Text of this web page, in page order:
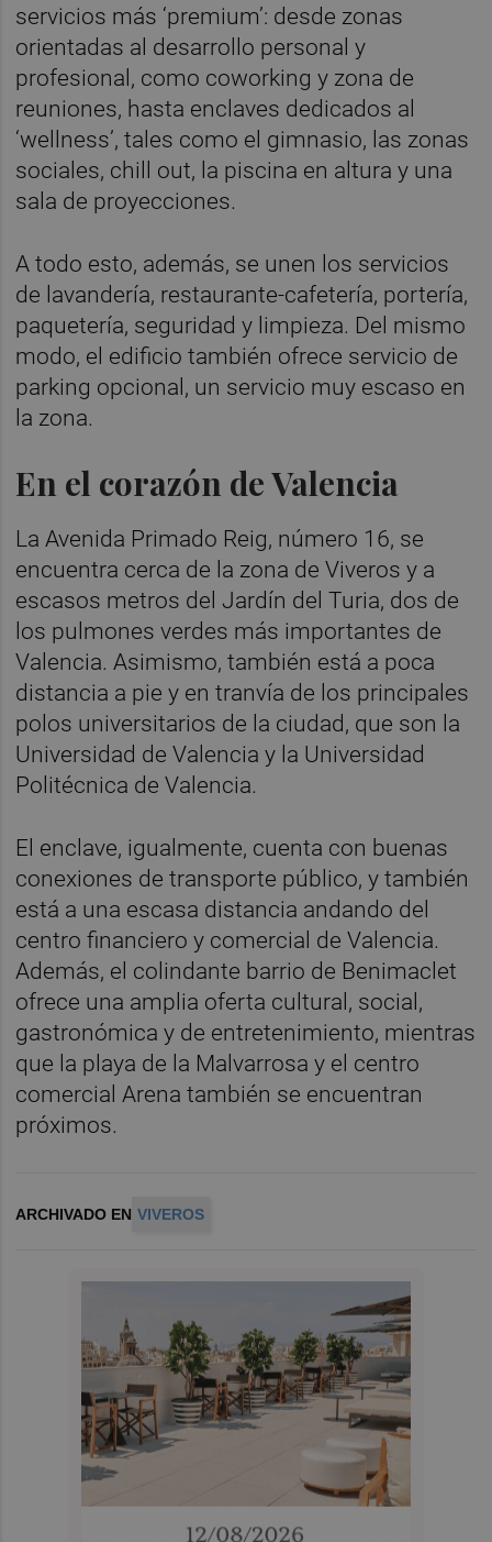
servicios más ‘premium’: desde zonas
orientadas al desarrollo personal y
profesional, como coworking y zona de
reuniones, hasta enclaves dedicados al
‘wellness’, tales como el gimnasio, las zonas
sociales, chill out, la piscina en altura y una
sala de proyecciones.
A todo esto, además, se unen los servicios
de lavandería, restaurante-cafetería, portería,
paquetería, seguridad y limpieza. Del mismo
modo, el edificio también ofrece servicio de
parking opcional, un servicio muy escaso en
la zona.
En el corazón de Valencia
La Avenida Primado Reig, número 16, se
encuentra cerca de la zona de Viveros y a
escasos metros del Jardín del Turia, dos de
los pulmones verdes más importantes de
Valencia. Asimismo, también está a poca
distancia a pie y en tranvía de los principales
polos universitarios de la ciudad, que son la
Universidad de Valencia y la Universidad
Politécnica de Valencia.
El enclave, igualmente, cuenta con buenas
conexiones de transporte público, y también
está a una escasa distancia andando del
centro financiero y comercial de Valencia.
Además, el colindante barrio de Benimaclet
ofrece una amplia oferta cultural, social,
gastronómica y de entretenimiento, mientras
que la playa de la Malvarrosa y el centro
comercial Arena también se encuentran
próximos.
ARCHIVADO EN VIVEROS